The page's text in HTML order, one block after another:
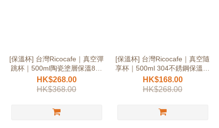
[保溫杯] 台灣Ricocafe｜真空彈
跳杯｜500ml陶瓷塗層保溫8小
時
HK$268.00
HK$368.00
[保溫杯] 台灣Ricocafe｜真空隨
享杯｜500ml 304不銹鋼保溫保
冰
HK$168.00
HK$268.00